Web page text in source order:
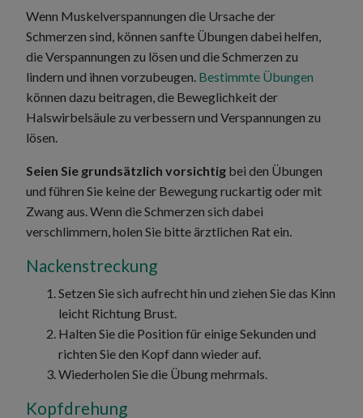
Wenn Muskelverspannungen die Ursache der
Schmerzen sind, können sanfte Übungen dabei helfen,
die Verspannungen zu lösen und die Schmerzen zu
lindern und ihnen vorzubeugen. Bestimmte Übungen
können dazu beitragen, die Beweglichkeit der
Halswirbelsäule zu verbessern und Verspannungen zu
lösen.
Seien Sie grundsätzlich vorsichtig bei den Übungen
und führen Sie keine der Bewegung ruckartig oder mit
Zwang aus. Wenn die Schmerzen sich dabei
verschlimmern, holen Sie bitte ärztlichen Rat ein.
Nackenstreckung
Setzen Sie sich aufrecht hin und ziehen Sie das Kinn
leicht Richtung Brust.
Halten Sie die Position für einige Sekunden und
richten Sie den Kopf dann wieder auf.
Wiederholen Sie die Übung mehrmals.
Kopfdrehung